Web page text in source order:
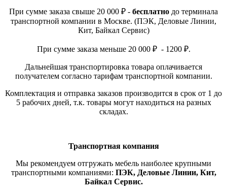
При сумме заказа свыше 20 000 ₽ - бесплатно до терминала
транспортной компании в Москве. (ПЭК, Деловые Линии,
Кит, Байкал Сервис)
При сумме заказа меньше 20 000 ₽ - 1200 ₽.
Дальнейшая транспортировка товара оплачивается
получателем согласно тарифам транспортной компании.
Комплектация и отправка заказов производится в срок от 1 до
5 рабочих дней, т.к. товары могут находиться на разных
складах.
Транспортная компания
Мы рекомендуем отгружать мебель наиболее крупными
транспортными компаниями: ПЭК, Деловые Линии, Кит,
Байкал Сервис.